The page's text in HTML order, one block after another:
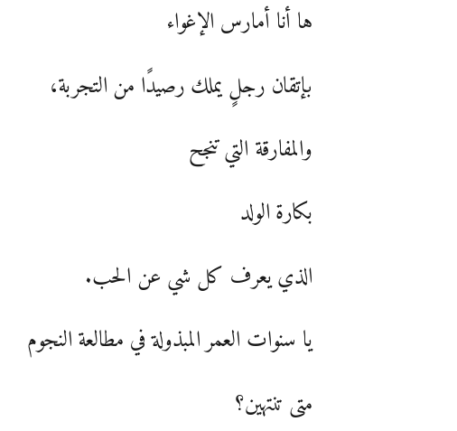
ها أنا أمارس الإغواء
بإتقان رجلٍ يملك رصيدًا من التجربة،
والمفارقة التي تنجح
بكارة الولد
الذي يعرف كل شي عن الحب.
يا سنوات العمر المبذولة في مطالعة النجوم
متى تنتهين؟